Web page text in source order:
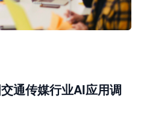
通传媒行业AI应用调